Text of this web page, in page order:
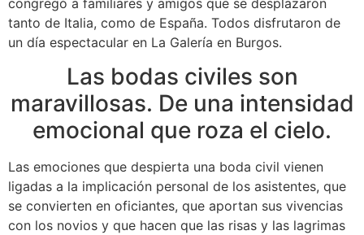
congregó a familiares y amigos que se desplazaron
tanto de Italia, como de España. Todos disfrutaron de
un día espectacular en La Galería en Burgos.
Las bodas civiles son
maravillosas. De una intensidad
emocional que roza el cielo.
Las emociones que despierta una boda civil vienen
ligadas a la implicación personal de los asistentes, que
se convierten en oficiantes, que aportan sus vivencias
con los novios y que hacen que las risas y las lagrimas